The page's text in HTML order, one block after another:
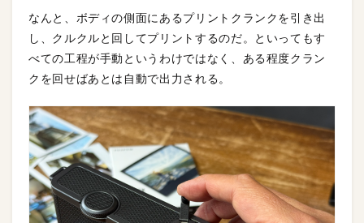
なんと、ボディの側面にあるプリントクランクを引き出
し、クルクルと回してプリントするのだ。といってもす
べての工程が手動というわけではなく、ある程度クラン
クを回せばあとは自動で出力される。